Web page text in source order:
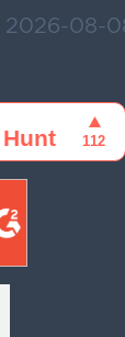
2026-08-